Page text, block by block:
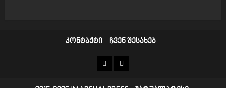
კონტაქტი ჩვენ შესახებ
კონტაქტი
ჩვენ